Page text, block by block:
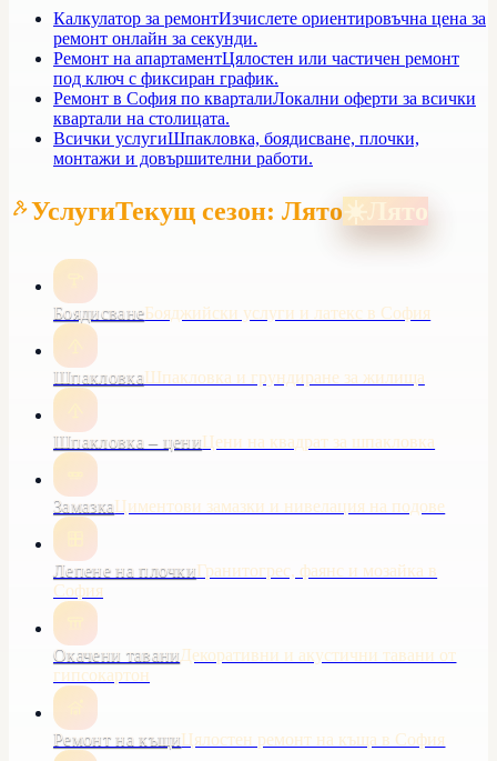
Калкулатор за ремонтИзчислете ориентировъчна цена за
ремонт онлайн за секунди.
Ремонт на апартаментЦялостен или частичен ремонт
под ключ с фиксиран график.
Ремонт в София по кварталиЛокални оферти за всички
квартали на столицата.
Всички услугиШпакловка, боядисване, плочки,
монтажи и довършителни работи.
УслугиТекущ сезон: Лято☀️Лято
БоядисванеБояджийски услуги и латекс в София
ШпакловкаШпакловка и грундиране за жилища
Шпакловка – цениЦени на квадрат за шпакловка
ЗамазкаЦиментови замазки и нивелация на подове
Лепене на плочкиГранитогрес, фаянс и мозайка в
София
Окачени таваниДекоративни и акустични тавани от
гипсокартон
Ремонт на къщиЦялостен ремонт на къща в София